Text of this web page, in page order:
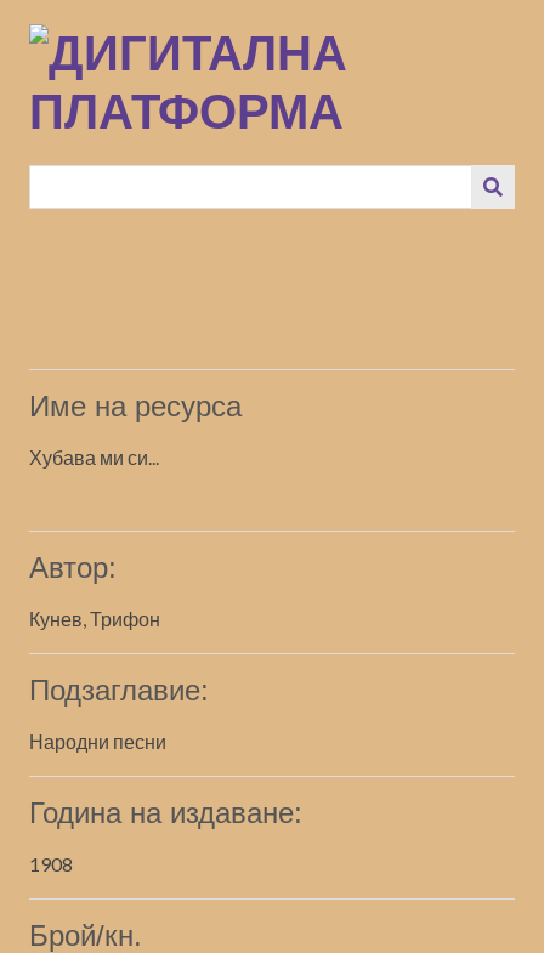
към
основното
съдържание
Име на ресурса
Хубава ми си...
Автор:
Кунев, Трифон
Подзаглавие:
Народни песни
Година на издаване:
1908
Брой/кн.